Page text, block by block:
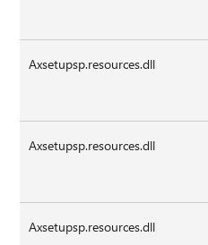
Axsetupsp.resources.dll
Axsetupsp.resources.dll
Axsetupsp.resources.dll